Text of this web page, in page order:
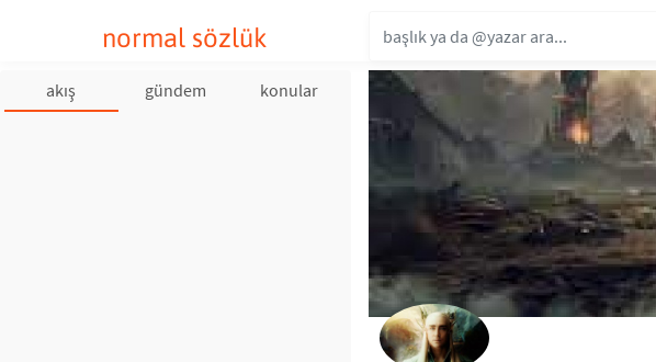
normal sözlük
akış gündem konular